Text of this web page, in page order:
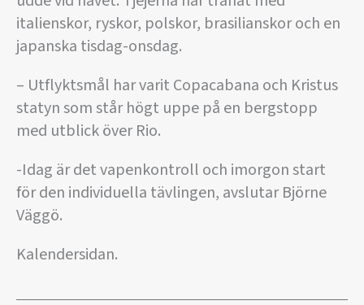
italienskor, ryskor, polskor, brasilianskor och en
japanska tisdag-onsdag.
– Utflyktsmål har varit Copacabana och Kristus
statyn som står högt uppe på en bergstopp
med utblick över Rio.
-Idag är det vapenkontroll och imorgon start
för den individuella tävlingen, avslutar Björne
Väggö.
Kalendersidan.